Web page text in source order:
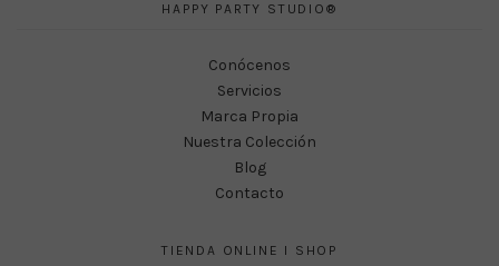
HAPPY PARTY STUDIO®
Conócenos
Servicios
Marca Propia
Nuestra Colección
Blog
Contacto
TIENDA ONLINE I SHOP